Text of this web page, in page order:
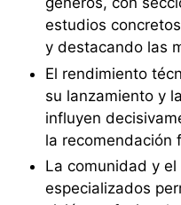
estudios
y destacando las
El rendimiento
su lanzamiento y
influyen
la recomendación
La comunidad y
especializados